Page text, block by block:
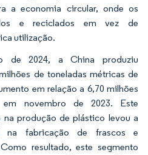
a economia circular, onde os
e reciclados em vez de
utilização.
de 2024, a China produziu
de toneladas métricas de
em relação a 6,70 milhões
novembro de 2023. Este
produção de plástico levou a
na fabricação de frascos e
resultado, este segmento